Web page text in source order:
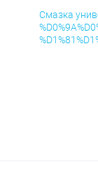
Смазка